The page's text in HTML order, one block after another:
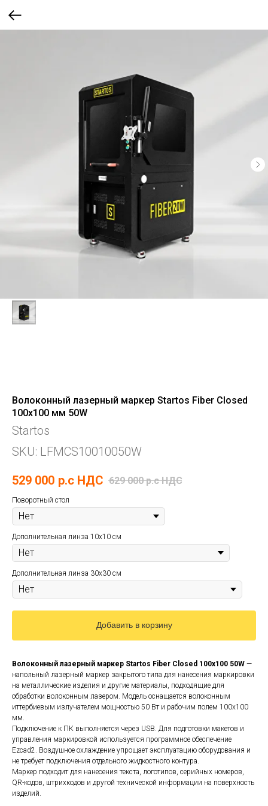
Волоконный лазерный маркер Startos Fiber Closed
100x100 мм 50W
Startos
SKU: LFMCS10010050W
529 000 р.c НДС 629 000 р.c НДС
Поворотный стол
Дополнительная линза 10х10 см
Дополнительная линза 30х30 см
Добавить в корзину
Волоконный лазерный маркер Startos Fiber Closed 100x100 50W —
напольный лазерный маркер закрытого типа для нанесения маркировки
на металлические изделия и другие материалы, подходящие для
обработки волоконным лазером. Модель оснащается волоконным
иттербиевым излучателем мощностью 50 Вт и рабочим полем 100x100
мм.
Подключение к ПК выполняется через USB. Для подготовки макетов и
управления маркировкой используется программное обеспечение
Ezcad2. Воздушное охлаждение упрощает эксплуатацию оборудования и
не требует подключения отдельного жидкостного контура.
Маркер подходит для нанесения текста, логотипов, серийных номеров,
QR-кодов, штрихкодов и другой технической информации на поверхность
изделий.